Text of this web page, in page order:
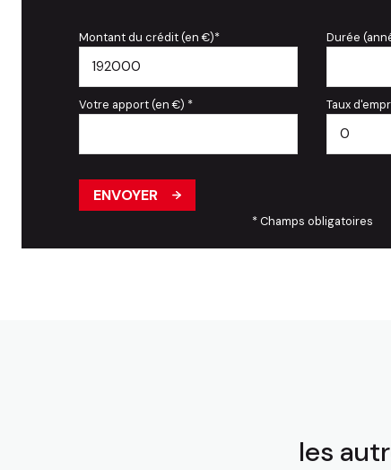
Montant du crédit (en €)* Durée
Votre apport (en €) * Taux
ENVOYER
* Champs obligatoires
les